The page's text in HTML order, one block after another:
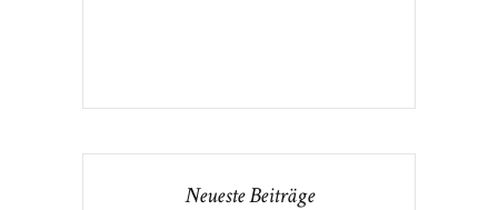
Neueste Beiträge